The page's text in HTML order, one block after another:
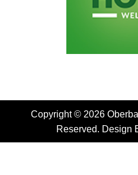
Copyright © 2026
Reserved. Design